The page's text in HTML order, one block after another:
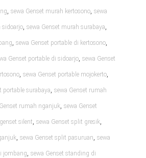
, sewa Genset murah kertosono, sewa
sidoarjo, sewa Genset murah surabaya,
, sewa Genset portable di kertosono,
Genset portable di sidoarjo, sewa Genset
, sewa Genset portable mojokerto,
portable surabaya, sewa Genset rumah
rumah nganjuk, sewa Genset
silent, sewa Genset split gresik,
, sewa Genset split pasuruan, sewa
jombang, sewa Genset standing di